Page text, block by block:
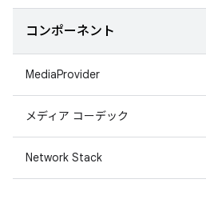
コンポーネント
MediaProvider
メディア コーデック
Network Stack